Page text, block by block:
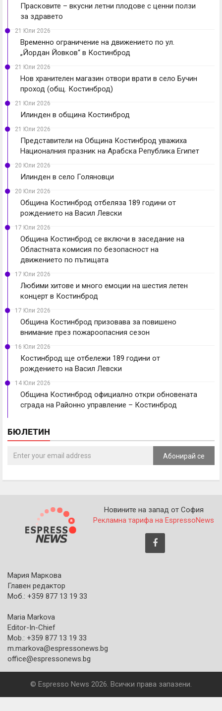
Прасковите – вкусни летни плодове с ценни ползи
за здравето
21 Юли 2026
Временно ограничение на движението по ул.
„Йордан Йовков“ в Костинброд
21 Юли 2026
Нов хранителен магазин отвори врати в село Бучин
проход (общ. Костинброд)
21 Юли 2026
Илинден в община Костинброд
21 Юли 2026
Представители на Община Костинброд уважиха
Националния празник на Арабска Република Египет
20 Юли 2026
Илинден в село Голяновци
20 Юли 2026
Община Костинброд отбеляза 189 години от
рождението на Васил Левски
17 Юли 2026
Община Костинброд се включи в заседание на
Областната комисия по безопасност на
движението по пътищата
17 Юли 2026
Любими хитове и много емоции на шестия летен
концерт в Костинброд
17 Юли 2026
Община Костинброд призовава за повишено
внимание през пожароопасния сезон
16 Юли 2026
Костинброд ще отбележи 189 години от
рождението на Васил Левски
14 Юли 2026
Община Костинброд официално откри обновената
сграда на Районно управление – Костинброд
БЮЛЕТИН
Абонирай се
Новините на запад от София
Рекламна тарифа на EspressoNews
Мария Маркова
Главен редактор
Моб.: +359 877 13 19 33
Maria Markova
Editor-In-Chief
Mob.: +359 877 13 19 33
m.markova@espressonews.bg
office@espressonews.bg
© Espresso News 2026. Всички права запазени.